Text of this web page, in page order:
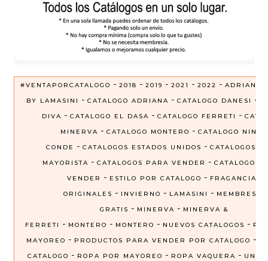
#VENTAPORCATALOGO - 2018 - 2019 - 2021 - 2022 - ADRIANA
BY LAMASINI - CATALOGO ADRIANA - CATALOGO DANESI -
DIVA - CATALOGO EL DASA - CATALOGO FERRETI -
MINERVA - CATALOGO MONTERO - CATALOGO NINEL
CONDE
- CATALOGOS ESTADOS UNIDOS - CATALOGOS
MAYORISTA - CATALOGOS PARA VENDER - CATALOGOS
VENDER
- ESTILO POR CATALOGO - FRAGANCIAS
ORIGINALES - INVIERNO - LAMASINI - MEMBRESIA
GRATIS - MINERVA - MINERVA &
FERRETI
- MONTERO - MONTERO - NUEVOS CATALOGOS -
MAYOREO - PRODUCTOS PARA VENDER POR CATALOGO -
CATALOGO - ROPA POR MAYOREO - ROPA VAQUERA -